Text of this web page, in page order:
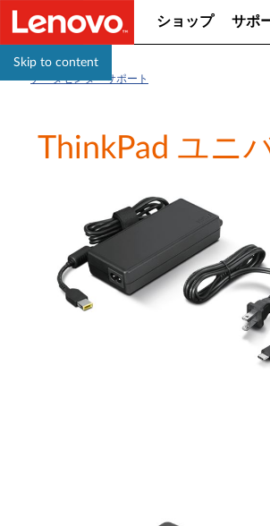
Skip to content
ショップ サポ
データセンターサポート
ThinkPad ユニ